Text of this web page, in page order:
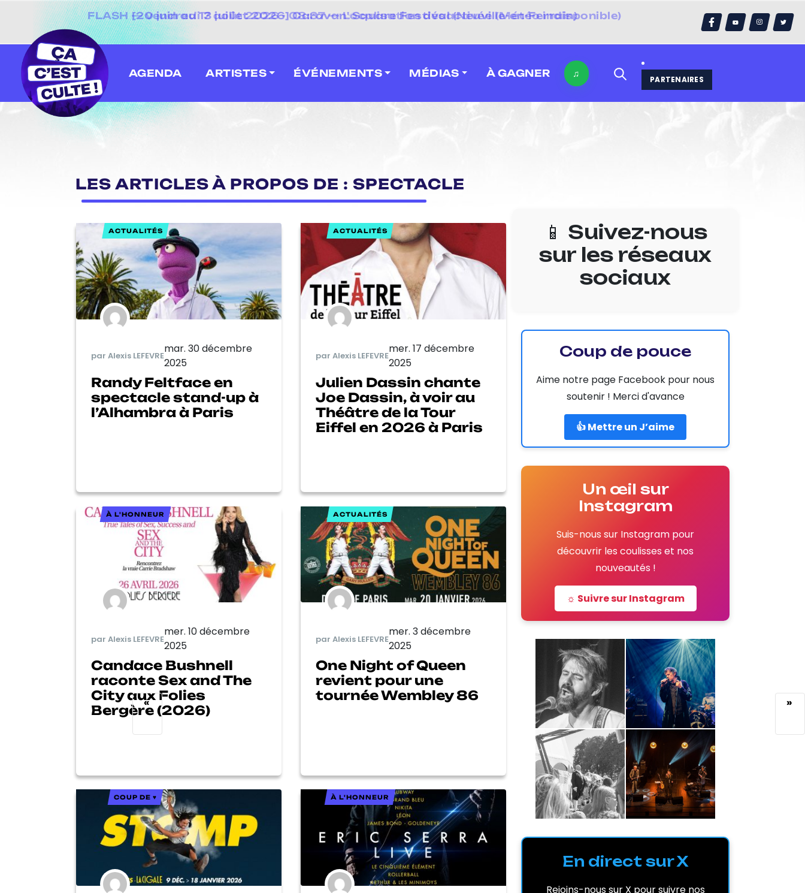
[20 juin au 13 juillet 2026] Caravan' Square Festival (Neuville-en-Ferrain)
AGENDA ARTISTES ÉVÉNEMENTS MÉDIAS À GAGNER ♫
PARTENAIRES
LES ARTICLES À PROPOS DE : SPECTACLE
ACTUALITÉS
par Alexis LEFEVRE
mar. 30 décembre
2025
Randy Feltface en
spectacle stand-up à
l’Alhambra à Paris
ACTUALITÉS
par Alexis LEFEVRE
mer. 17 décembre
2025
Julien Dassin chante
Joe Dassin, à voir au
Théâtre de la Tour
Eiffel en 2026 à Paris
À L'HONNEUR
par Alexis LEFEVRE
mer. 10 décembre
2025
Candace Bushnell
raconte Sex and The
City aux Folies
Bergère (2026)
ACTUALITÉS
par Alexis LEFEVRE
mer. 3 décembre
2025
One Night of Queen
revient pour une
tournée Wembley 86
COUP DE ♥ À L'HONNEUR
« »
📱 Suivez-nous
sur les réseaux
sociaux
Coup de pouce
Aime notre page Facebook pour nous
soutenir ! Merci d'avance
👍 Mettre un J’aime
Un œil sur
Instagram
Suis-nous sur Instagram pour
découvrir les coulisses et nos
nouveautés !
☼ Suivre sur Instagram
En direct sur X
Rejoins-nous sur X pour suivre nos